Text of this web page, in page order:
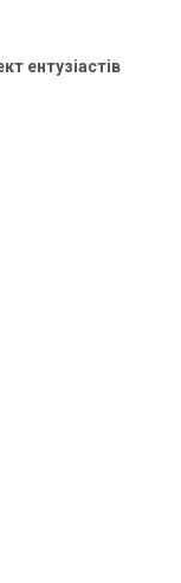
ентузіастів